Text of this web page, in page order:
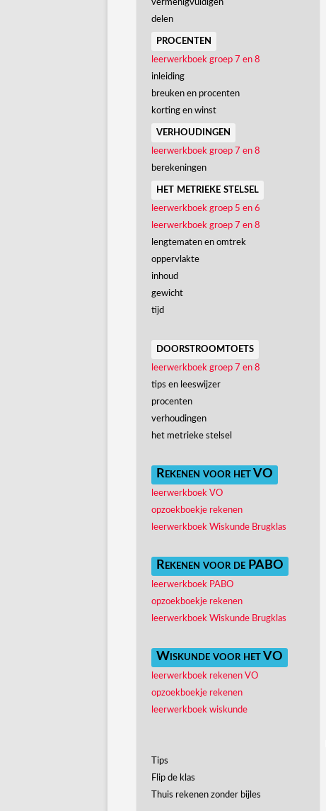
vermenigvuldigen
delen
procenten
leerwerkboek groep 7 en 8
inleiding
breuken en procenten
korting en winst
verhoudingen
leerwerkboek groep 7 en 8
berekeningen
het metrieke stelsel
leerwerkboek groep 5 en 6
leerwerkboek groep 7 en 8
lengtematen en omtrek
oppervlakte
inhoud
gewicht
tijd
doorstroomtoets
leerwerkboek groep 7 en 8
tips en leeswijzer
procenten
verhoudingen
het metrieke stelsel
Rekenen voor het VO
leerwerkboek VO
opzoekboekje rekenen
leerwerkboek Wiskunde Brugklas
Rekenen voor de PABO
leerwerkboek PABO
opzoekboekje rekenen
leerwerkboek Wiskunde Brugklas
Wiskunde voor het VO
leerwerkboek rekenen VO
opzoekboekje rekenen
leerwerkboek wiskunde
Tips
Flip de klas
Thuis rekenen zonder bijles